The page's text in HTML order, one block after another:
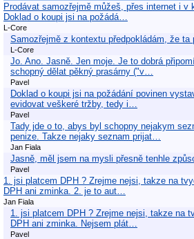
Prodávat samozřejmě můžeš, přes internet i v
Doklad o koupi jsi na požádá…
L-Core
Samozřejmě z kontextu předpokládám, že ta
L-Core
Jo. Ano. Jasně. Jen moje. Je to dobrá
schopný dělat pěkný prasárny ("v…
Pavel
Doklad o koupi jsi na požádání povinen
evidovat veškeré tržby, tedy i…
Pavel
Tady jde o to, abys byl schopny nejakym
penize. Takze nejaky seznam prijat…
Jan Fiala
Jasně, měl jsem na mysli přesně tenhle
Pavel
1. jsi platcem DPH ? Zrejme nejsi, takze na
DPH ani zminka. 2. je to aut…
Jan Fiala
1. jsi platcem DPH ? Zrejme nejsi, takze na
DPH ani zminka. Nejsem plát…
Pavel